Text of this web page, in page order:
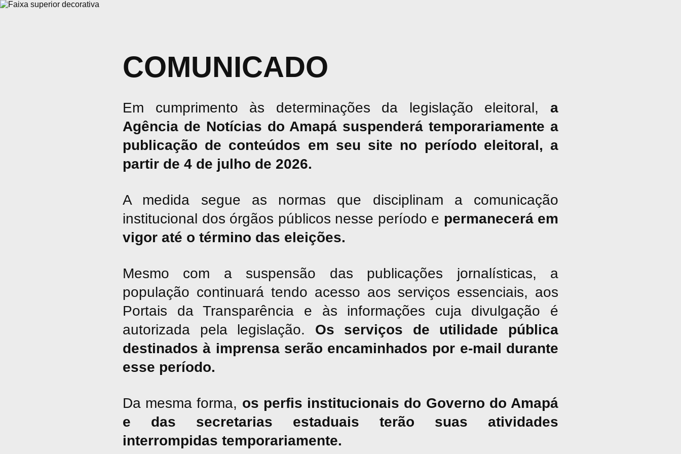
COMUNICADO
Em cumprimento às determinações da legislação eleitoral, a
Agência de Notícias do Amapá suspenderá temporariamente a
publicação de conteúdos em seu site no período eleitoral, a
partir de 4 de julho de 2026.
A medida segue as normas que disciplinam a comunicação
institucional dos órgãos públicos nesse período e permanecerá em
vigor até o término das eleições.
Mesmo com a suspensão das publicações jornalísticas, a
população continuará tendo acesso aos serviços essenciais, aos
Portais da Transparência e às informações cuja divulgação é
autorizada pela legislação. Os serviços de utilidade pública
destinados à imprensa serão encaminhados por e-mail durante
esse período.
Da mesma forma, os perfis institucionais do Governo do Amapá
e das secretarias estaduais terão suas atividades
interrompidas temporariamente.